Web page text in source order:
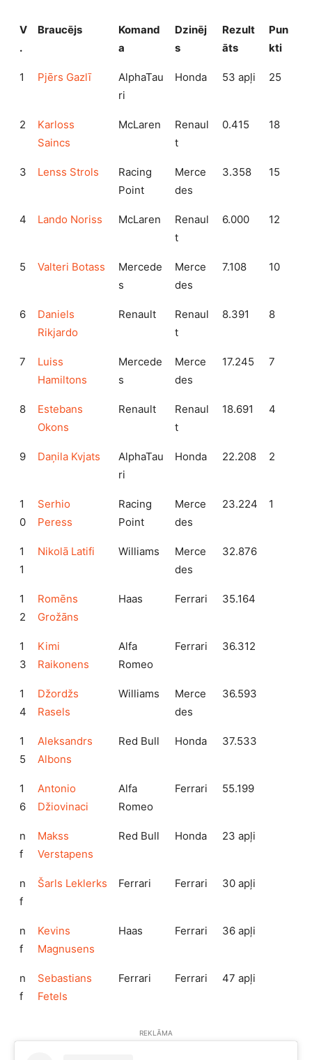
V
.
Braucējs
Komand
a
Dzinēj
s
Rezult
āts
Pun
kti
1 Pjērs Gazlī
AlphaTau
ri
Honda 53 apļi 25
2
Karloss
Saincs
McLaren
Renaul
t
0.415 18
3 Lenss Strols
Racing
Point
Merce
des
3.358 15
4 Lando Noriss McLaren
Renaul
t
6.000 12
5 Valteri Botass
Mercede
s
Merce
des
7.108 10
6
Daniels
Rikjardo
Renault
Renaul
t
8.391 8
7
Luiss
Hamiltons
Mercede
s
Merce
des
17.245 7
8
Estebans
Okons
Renault
Renaul
t
18.691 4
9 Daņila Kvjats
AlphaTau
ri
Honda 22.208 2
1
0
Serhio
Peress
Racing
Point
Merce
des
23.224 1
1
1
Nikolā Latifi Williams
Merce
des
32.876
1
2
Romēns
Grožāns
Haas Ferrari 35.164
1
3
Kimi
Raikonens
Alfa
Romeo
Ferrari 36.312
1
4
Džordžs
Rasels
Williams
Merce
des
36.593
1
5
Aleksandrs
Albons
Red Bull Honda 37.533
1
6
Antonio
Džiovinaci
Alfa
Romeo
Ferrari 55.199
n
f
Makss
Verstapens
Red Bull Honda 23 apļi
n
f
Šarls Leklerks Ferrari Ferrari 30 apļi
n
f
Kevins
Magnusens
Haas Ferrari 36 apļi
n
f
Sebastians
Fetels
Ferrari Ferrari 47 apļi
REKLĀMA